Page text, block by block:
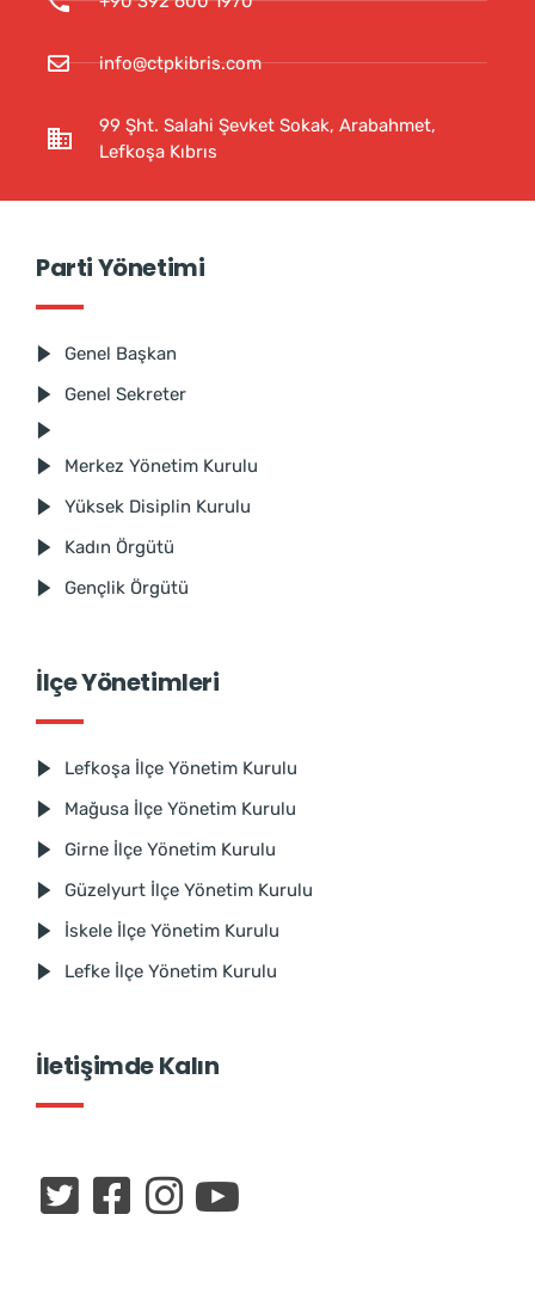
info@ctpkibris.com
99 Şht. Salahi Şevket Sokak, Arabahmet,
Lefkoşa Kıbrıs
Parti Yönetimi
Genel Başkan
Genel Sekreter
Merkez Yönetim Kurulu
Yüksek Disiplin Kurulu
Kadın Örgütü
Gençlik Örgütü
İlçe Yönetimleri
Lefkoşa İlçe Yönetim Kurulu
Mağusa İlçe Yönetim Kurulu
Girne İlçe Yönetim Kurulu
Güzelyurt İlçe Yönetim Kurulu
İskele İlçe Yönetim Kurulu
Lefke İlçe Yönetim Kurulu
İletişimde Kalın